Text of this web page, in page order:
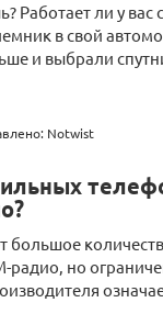
Работает ли у
в свой
и выбрали
Notwist
большое
радио, но